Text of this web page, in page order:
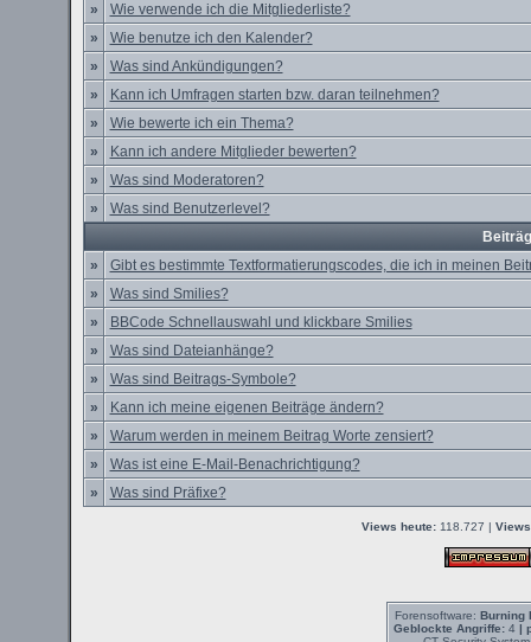
»
Wie verwende ich die Mitgliederliste?
»
Wie benutze ich den Kalender?
»
Was sind Ankündigungen?
»
Kann ich Umfragen starten bzw. daran teilnehmen?
»
Wie bewerte ich ein Thema?
»
Kann ich andere Mitglieder bewerten?
»
Was sind Moderatoren?
»
Was sind Benutzerlevel?
»
Gibt es bestimmte Textformatierungscodes, die ich in meinen
»
Was sind Smilies?
»
BBCode Schnellauswahl und klickbare Smilies
»
Was sind Dateianhänge?
»
Was sind Beitrags-Symbole?
»
Kann ich meine eigenen Beiträge ändern?
»
Warum werden in meinem Beitrag Worte zensiert?
»
Was ist eine E-Mail-Benachrichtigung?
»
Was sind Präfixe?
Views heute:118.727 |
Forensoftware: Burning
Geblockte Angriffe:4 |